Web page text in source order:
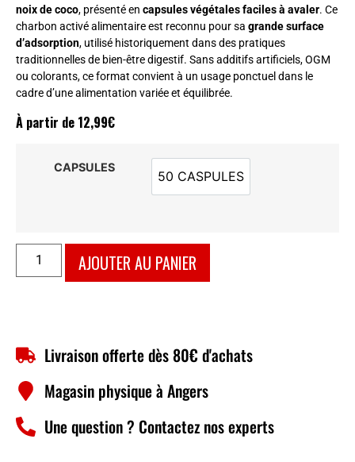
noix de coco, présenté en capsules végétales faciles à avaler. Ce
charbon activé alimentaire est reconnu pour sa grande surface
d’adsorption, utilisé historiquement dans des pratiques
traditionnelles de bien-être digestif. Sans additifs artificiels, OGM
ou colorants, ce format convient à un usage ponctuel dans le
cadre d’une alimentation variée et équilibrée.
À partir de 12,99€
CAPSULES
50 CASPULES
50 CASPULES
AJOUTER AU PANIER
Livraison offerte dès 80€ d'achats
Magasin physique à Angers
Une question ? Contactez nos experts